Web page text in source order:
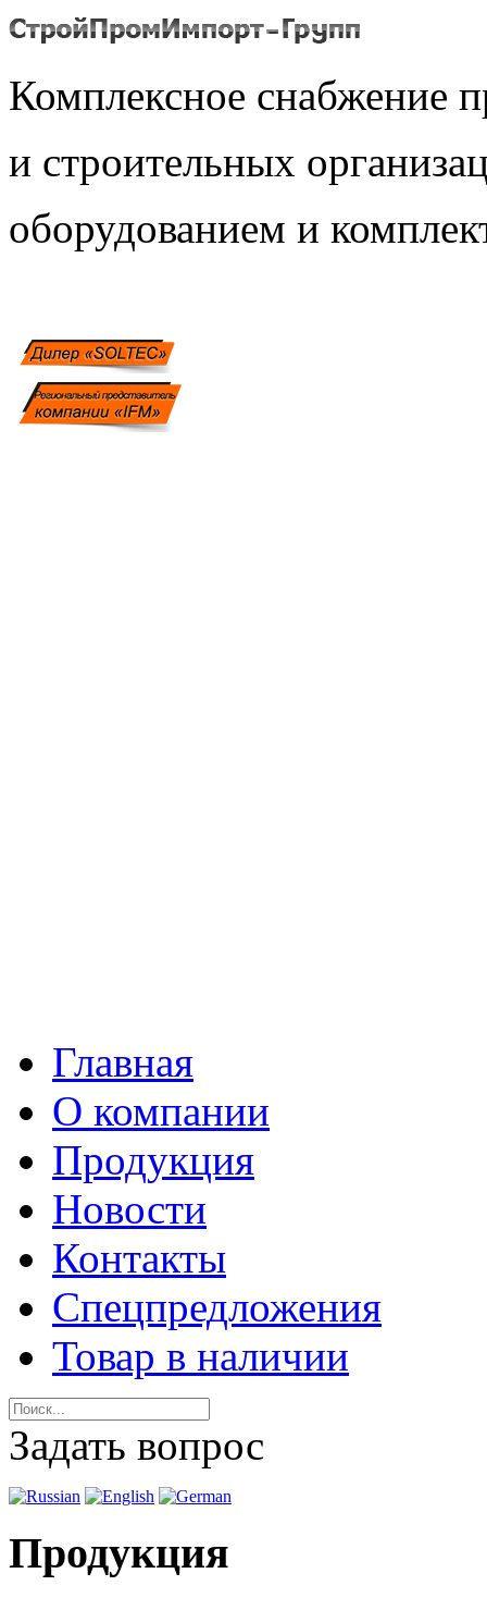
Комплексное снабжение
и строительных
оборудованием и
Главная
О компании
Продукция
Новости
Контакты
Спецпредложения
Товар в наличии
Задать вопрос
Продукция